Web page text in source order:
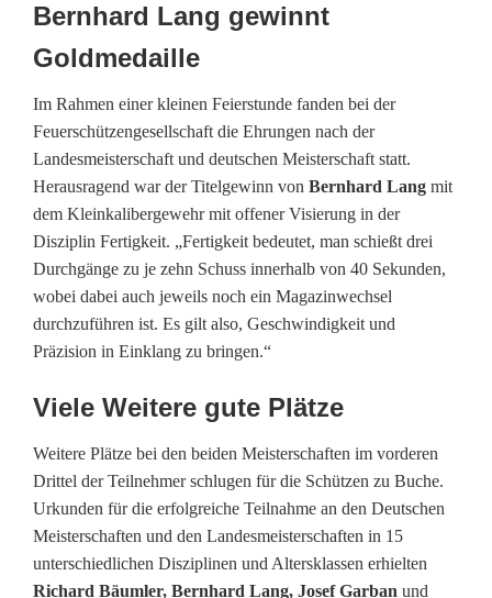
c
h
ü
t
z
e
n
g
e
s
l
l
s
Bernhard Lang gewinnt
Goldmedaille
Im Rahmen einer kleinen Feierstunde fanden bei der
Feuerschützengesellschaft die Ehrungen nach der
Landesmeisterschaft und deutschen Meisterschaft statt.
Herausragend war der Titelgewinn von Bernhard Lang mit
dem Kleinkalibergewehr mit offener Visierung in der
Disziplin Fertigkeit. „Fertigkeit bedeutet, man schießt drei
Durchgänge zu je zehn Schuss innerhalb von 40 Sekunden,
wobei dabei auch jeweils noch ein Magazinwechsel
durchzuführen ist. Es gilt also, Geschwindigkeit und
Präzision in Einklang zu bringen.“
Viele Weitere gute Plätze
Weitere Plätze bei den beiden Meisterschaften im vorderen
Drittel der Teilnehmer schlugen für die Schützen zu Buche.
Urkunden für die erfolgreiche Teilnahme an den Deutschen
Meisterschaften und den Landesmeisterschaften in 15
unterschiedlichen Disziplinen und Altersklassen erhielten
Richard Bäumler, Bernhard Lang, Josef Garban und